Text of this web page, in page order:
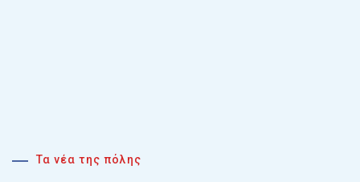
Τα νέα της πόλης